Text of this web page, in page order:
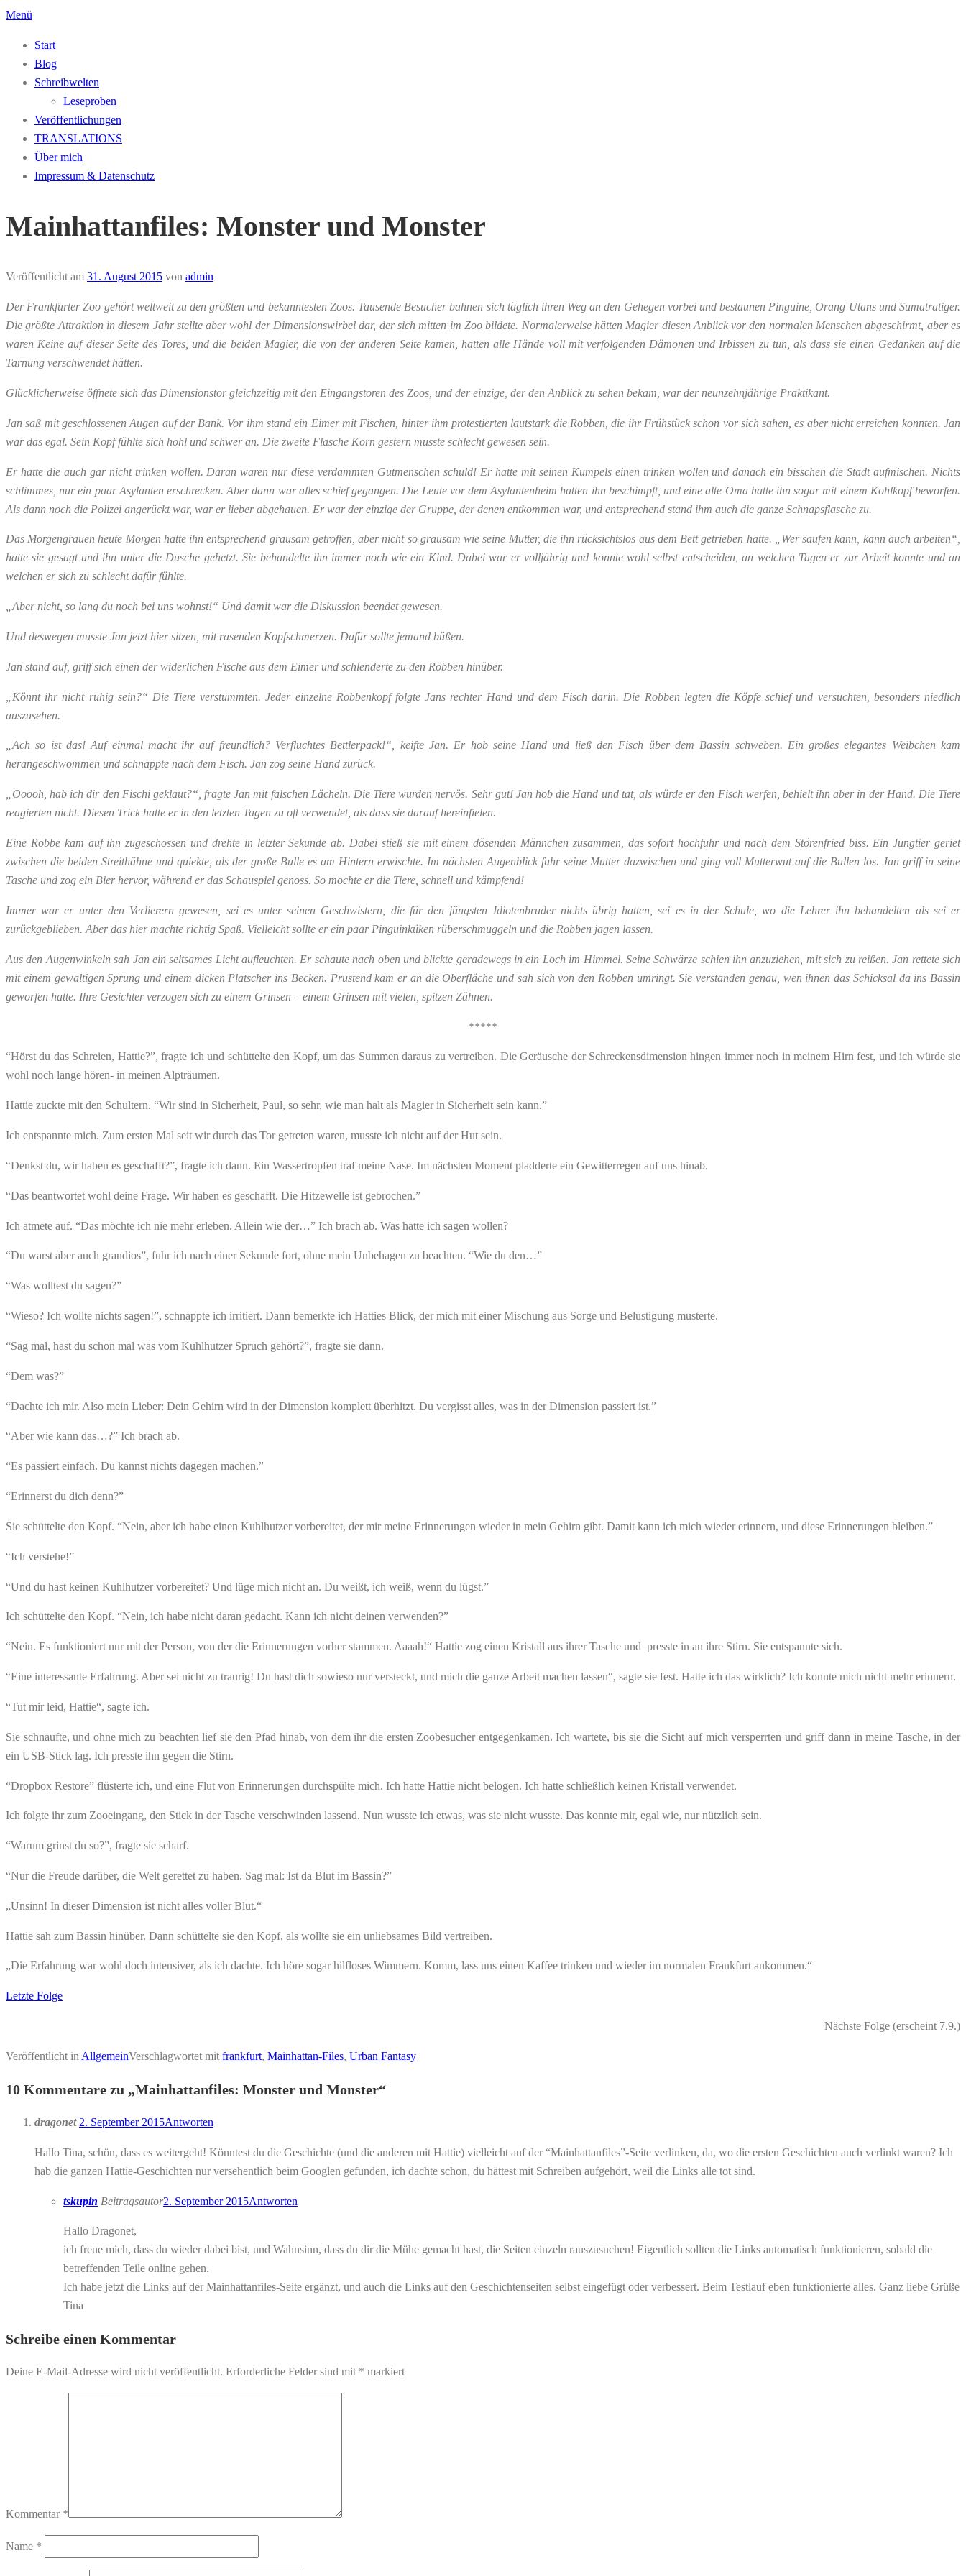
Zum
springen
Menü
Start
Blog
Schreibwelten
Leseproben
Veröffentlichungen
TRANSLATIONS
Über mich
Impressum & Datenschutz
Mainhattanfiles: Monster und Monster
Veröffentlicht am 31. August 2015 von admin
Der Frankfurter Zoo gehört weltweit zu den größten und bekanntesten Zoos. Tausende Besucher bahnen sich täglich ihren Weg an den Gehegen vorbei und bestaunen Pinguine, Orang Utans und Sumatratiger.
Die größte Attraktion in diesem Jahr stellte aber wohl der Dimensionswirbel dar, der sich mitten im Zoo bildete. Normalerweise hätten Magier diesen Anblick vor den normalen Menschen abgeschirmt, aber es
waren Keine auf dieser Seite des Tores, und die beiden Magier, die von der anderen Seite kamen, hatten alle Hände voll mit verfolgenden Dämonen und Irbissen zu tun, als dass sie einen Gedanken auf die
Tarnung verschwendet hätten.
Glücklicherweise öffnete sich das Dimensionstor gleichzeitig mit den Eingangstoren des Zoos, und der einzige, der den Anblick zu sehen bekam, war der neunzehnjährige Praktikant.
Jan saß mit geschlossenen Augen auf der Bank. Vor ihm stand ein Eimer mit Fischen, hinter ihm protestierten lautstark die Robben, die ihr Frühstück schon vor sich sahen, es aber nicht erreichen konnten. Jan
war das egal. Sein Kopf fühlte sich hohl und schwer an. Die zweite Flasche Korn gestern musste schlecht gewesen sein.
Er hatte die auch gar nicht trinken wollen. Daran waren nur diese verdammten Gutmenschen schuld! Er hatte mit seinen Kumpels einen trinken wollen und danach ein bisschen die Stadt aufmischen. Nichts
schlimmes, nur ein paar Asylanten erschrecken. Aber dann war alles schief gegangen. Die Leute vor dem Asylantenheim hatten ihn beschimpft, und eine alte Oma hatte ihn sogar mit einem Kohlkopf beworfen.
Als dann noch die Polizei angerückt war, war er lieber abgehauen. Er war der einzige der Gruppe, der denen entkommen war, und entsprechend stand ihm auch die ganze Schnapsflasche zu.
Das Morgengrauen heute Morgen hatte ihn entsprechend grausam getroffen, aber nicht so grausam wie seine Mutter, die ihn rücksichtslos aus dem Bett getrieben hatte. „Wer saufen kann, kann auch arbeiten“,
hatte sie gesagt und ihn unter die Dusche gehetzt. Sie behandelte ihn immer noch wie ein Kind. Dabei war er volljährig und konnte wohl selbst entscheiden, an welchen Tagen er zur Arbeit konnte und an
welchen er sich zu schlecht dafür fühlte.
„Aber nicht, so lang du noch bei uns wohnst!“ Und damit war die Diskussion beendet gewesen.
Und deswegen musste Jan jetzt hier sitzen, mit rasenden Kopfschmerzen. Dafür sollte jemand büßen.
Jan stand auf, griff sich einen der widerlichen Fische aus dem Eimer und schlenderte zu den Robben hinüber.
„Könnt ihr nicht ruhig sein?“ Die Tiere verstummten. Jeder einzelne Robbenkopf folgte Jans rechter Hand und dem Fisch darin. Die Robben legten die Köpfe schief und versuchten, besonders niedlich
auszusehen.
„Ach so ist das! Auf einmal macht ihr auf freundlich? Verfluchtes Bettlerpack!“, keifte Jan.Er hob seine Hand und ließ den Fisch über dem Bassin schweben. Ein großes elegantes Weibchen kam
herangeschwommen und schnappte nach dem Fisch. Jan zog seine Hand zurück.
„Ooooh, hab ich dir den Fischi geklaut?“, fragte Jan mit falschen Lächeln. Die Tiere wurden nervös. Sehr gut! Jan hob die Hand und tat, als würde er den Fisch werfen, behielt ihn aber in der Hand. Die Tiere
reagierten nicht. Diesen Trick hatte er in den letzten Tagen zu oft verwendet, als dass sie darauf hereinfielen.
Eine Robbe kam auf ihn zugeschossen und drehte in letzter Sekunde ab. Dabei stieß sie mit einem dösenden Männchen zusammen, das sofort hochfuhr und nach dem Störenfried biss. Ein Jungtier geriet
zwischen die beiden Streithähne und quiekte, als der große Bulle es am Hintern erwischte. Im nächsten Augenblick fuhr seine Mutter dazwischen und ging voll Mutterwut auf die Bullen los. Jan griff in seine
Tasche und zog ein Bier hervor, während er das Schauspiel genoss. So mochte er die Tiere, schnell und kämpfend!
Immer war er unter den Verlierern gewesen, sei es unter seinen Geschwistern, die für den jüngsten Idiotenbruder nichts übrig hatten, sei es in der Schule, wo die Lehrer ihn behandelten als sei er
zurückgeblieben. Aber das hier machte richtig Spaß. Vielleicht sollte er ein paar Pinguinküken rüberschmuggeln und die Robben jagen lassen.
Aus den Augenwinkeln sah Jan ein seltsames Licht aufleuchten. Er schaute nach oben und blickte geradewegs in ein Loch im Himmel. Seine Schwärze schien ihn anzuziehen, mit sich zu reißen. Jan rettete sich
mit einem gewaltigen Sprung und einem dicken Platscher ins Becken. Prustend kam er an die Oberfläche und sah sich von den Robben umringt. Sie verstanden genau, wen ihnen das Schicksal da ins Bassin
geworfen hatte. Ihre Gesichter verzogen sich zu einem Grinsen – einem Grinsen mit vielen, spitzen Zähnen.
*****
“Hörst du das Schreien, Hattie?”, fragte ich und schüttelte den Kopf, um das Summen daraus zu vertreiben. Die Geräusche der Schreckensdimension hingen immer noch in meinem Hirn fest, und ich würde sie
wohl noch lange hören- in meinen Alpträumen.
Hattie zuckte mit den Schultern. “Wir sind in Sicherheit, Paul, so sehr, wie man halt als Magier in Sicherheit sein kann.”
Ich entspannte mich. Zum ersten Mal seit wir durch das Tor getreten waren, musste ich nicht auf der Hut sein.
“Denkst du, wir haben es geschafft?”, fragte ich dann. Ein Wassertropfen traf meine Nase. Im nächsten Moment pladderte ein Gewitterregen auf uns hinab.
“Das beantwortet wohl deine Frage. Wir haben es geschafft. Die Hitzewelle ist gebrochen.”
Ich atmete auf. “Das möchte ich nie mehr erleben. Allein wie der…” Ich brach ab. Was hatte ich sagen wollen?
“Du warst aber auch grandios”, fuhr ich nach einer Sekunde fort, ohne mein Unbehagen zu beachten. “Wie du den…”
“Was wolltest du sagen?”
“Wieso? Ich wollte nichts sagen!”, schnappte ich irritiert. Dann bemerkte ich Hatties Blick, der mich mit einer Mischung aus Sorge und Belustigung musterte.
“Sag mal, hast du schon mal was vom Kuhlhutzer Spruch gehört?”, fragte sie dann.
“Dem was?”
“Dachte ich mir. Also mein Lieber: Dein Gehirn wird in der Dimension komplett überhitzt. Du vergisst alles, was in der Dimension passiert ist.”
“Aber wie kann das…?” Ich brach ab.
“Es passiert einfach. Du kannst nichts dagegen machen.”
“Erinnerst du dich denn?”
Sie schüttelte den Kopf. “Nein, aber ich habe einen Kuhlhutzer vorbereitet, der mir meine Erinnerungen wieder in mein Gehirn gibt. Damit kann ich mich wieder erinnern, und diese Erinnerungen bleiben.”
“Ich verstehe!”
“Und du hast keinen Kuhlhutzer vorbereitet? Und lüge mich nicht an. Du weißt, ich weiß, wenn du lügst.”
Ich schüttelte den Kopf. “Nein, ich habe nicht daran gedacht. Kann ich nicht deinen verwenden?”
“Nein. Es funktioniert nur mit der Person, von der die Erinnerungen vorher stammen. Aaaah!“ Hattie zog einen Kristall aus ihrer Tasche und presste in an ihre Stirn. Sie entspannte sich.
“Eine interessante Erfahrung. Aber sei nicht zu traurig! Du hast dich sowieso nur versteckt, und mich die ganze Arbeit machen lassen“, sagte sie fest. Hatte ich das wirklich? Ich konnte mich nicht mehr erinnern.
“Tut mir leid, Hattie“, sagte ich.
Sie schnaufte, und ohne mich zu beachten lief sie den Pfad hinab, von dem ihr die ersten Zoobesucher entgegenkamen. Ich wartete, bis sie die Sicht auf mich versperrten und griff dann in meine Tasche, in der
ein USB-Stick lag. Ich presste ihn gegen die Stirn.
“Dropbox Restore” flüsterte ich, und eine Flut von Erinnerungen durchspülte mich. Ich hatte Hattie nicht belogen. Ich hatte schließlich keinen Kristall verwendet.
Ich folgte ihr zum Zooeingang, den Stick in der Tasche verschwinden lassend. Nun wusste ich etwas, was sie nicht wusste. Das konnte mir, egal wie, nur nützlich sein.
“Warum grinst du so?”, fragte sie scharf.
“Nur die Freude darüber, die Welt gerettet zu haben. Sag mal: Ist da Blut im Bassin?”
„Unsinn! In dieser Dimension ist nicht alles voller Blut.“
Hattie sah zum Bassin hinüber. Dann schüttelte sie den Kopf, als wollte sie ein unliebsames Bild vertreiben.
„Die Erfahrung war wohl doch intensiver, als ich dachte. Ich höre sogar hilfloses Wimmern. Komm, lass uns einen Kaffee trinken und wieder im normalen Frankfurt ankommen.“
Letzte Folge
Nächste Folge (erscheint 7.9.)
Veröffentlicht in AllgemeinVerschlagwortet mit frankfurt, Mainhattan-Files, Urban Fantasy
10 Kommentare zu „Mainhattanfiles: Monster und Monster“
dragonet 2. September 2015Antworten
Hallo Tina, schön, dass es weitergeht! Könntest du die Geschichte (und die anderen mit Hattie) vielleicht auf der “Mainhattanfiles”-Seite verlinken, da, wo die ersten Geschichten auch verlinkt waren? Ich
hab die ganzen Hattie-Geschichten nur versehentlich beim Googlen gefunden, ich dachte schon, du hättest mit Schreiben aufgehört, weil die Links alle tot sind.
tskupin Beitragsautor2. September 2015Antworten
Hallo Dragonet,
ich freue mich, dass du wieder dabei bist, und Wahnsinn, dass du dir die Mühe gemacht hast, die Seiten einzeln rauszusuchen! Eigentlich sollten die Links automatisch funktionieren, sobald die
betreffenden Teile online gehen.
Ich habe jetzt die Links auf der Mainhattanfiles-Seite ergänzt, und auch die Links auf den Geschichtenseiten selbst eingefügt oder verbessert. Beim Testlauf eben funktionierte alles. Ganz liebe Grüße
Tina
Schreibe einen Kommentar
Deine E-Mail-Adresse wird nicht veröffentlicht. Erforderliche Felder sind mit * markiert
Kommentar *
Name *